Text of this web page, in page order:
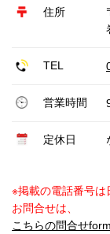
住所
TEL
営業時間
定休日
※掲載の電話番号
お問合せは、
こちらの問合せ